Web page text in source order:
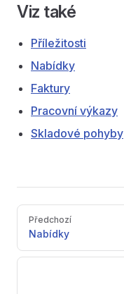
Viz také
Příležitosti
Nabídky
Faktury
Pracovní výkazy
Skladové pohyby
PagerPředchozí
Nabídky